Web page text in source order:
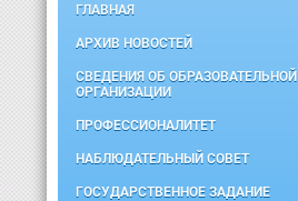
ГЛАВНАЯ
АРХИВ НОВОСТЕЙ
СВЕДЕНИЯ ОБ ОБРАЗОВАТЕЛЬНОЙ
ОРГАНИЗАЦИИ
ПРОФЕССИОНАЛИТЕТ
НАБЛЮДАТЕЛЬНЫЙ СОВЕТ
ГОСУДАРСТВЕННОЕ ЗАДАНИЕ